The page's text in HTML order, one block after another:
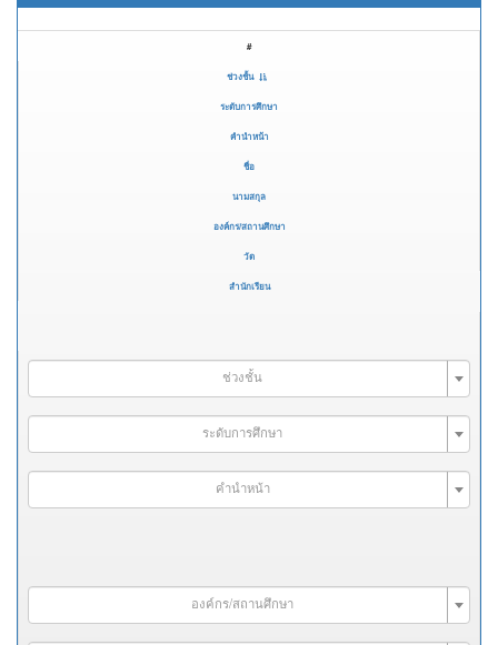
#
ช่วงชั้น
ระดับการศึกษา
คำนำหน้า
ชื่อ
นามสกุล
องค์กร/สถานศึกษา
วัด
สำนักเรียน
ช่วงชั้น
ระดับการศึกษา
คำนำหน้า
องค์กร/สถานศึกษา